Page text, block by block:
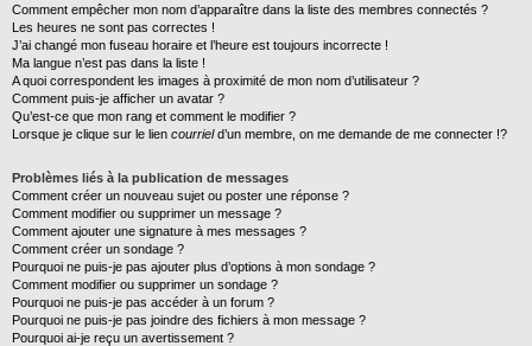
Comment empêcher mon nom d’apparaître dans la liste des membres connectés ?
Les heures ne sont pas correctes !
J’ai changé mon fuseau horaire et l’heure est toujours incorrecte !
Ma langue n’est pas dans la liste !
A quoi correspondent les images à proximité de mon nom d’utilisateur ?
Comment puis-je afficher un avatar ?
Qu’est-ce que mon rang et comment le modifier ?
Lorsque je clique sur le lien courrield’un membre, on me demande de me connecter !?
Problèmes liés à la publication de messages
Comment créer un nouveau sujet ou poster une réponse ?
Comment modifier ou supprimer un message ?
Comment ajouter une signature à mes messages ?
Comment créer un sondage ?
Pourquoi ne puis-je pas ajouter plus d’options à mon sondage ?
Comment modifier ou supprimer un sondage ?
Pourquoi ne puis-je pas accéder à un forum ?
Pourquoi ne puis-je pas joindre des fichiers à mon message ?
Pourquoi ai-je reçu un avertissement ?